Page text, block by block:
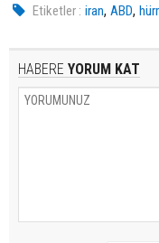
Etiketler : iran,ABD,
HABERE YORUM KAT